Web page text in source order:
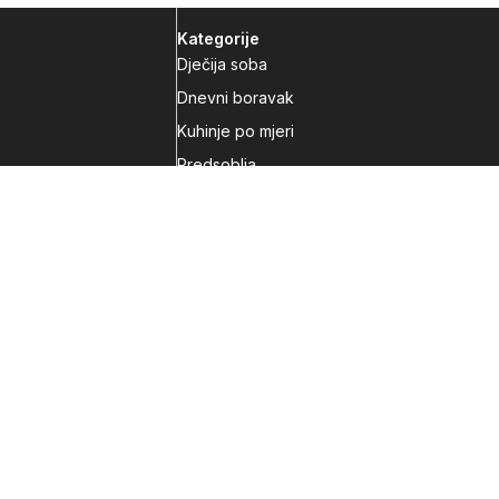
Kategorije
Dječija soba
Dnevni boravak
Kuhinje po mjeri
Predsoblja